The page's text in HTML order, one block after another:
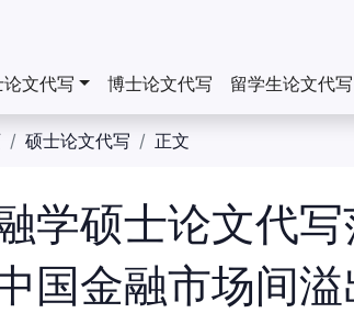
文代写 博士论文代写 留学生论文代写
硕士论文代写 正文
学硕士论文代
国金融市场间